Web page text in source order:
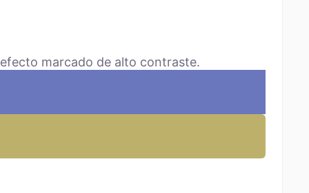
marcado de alto contraste.